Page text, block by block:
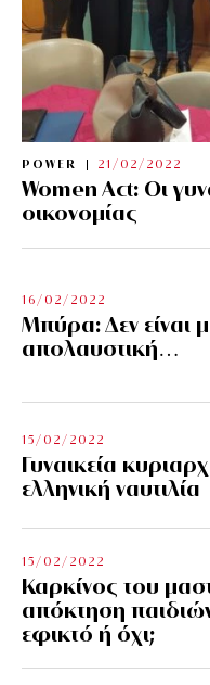
POWER 21/02/2022
Women Act: Οι
οικονομίας
16/02/2022
Μπύρα: Δεν είναι
απολαυστική…
15/02/2022
Γυναικεία
ελληνική ναυτιλία
15/02/2022
Καρκίνος του
απόκτηση
εφικτό ή όχι;